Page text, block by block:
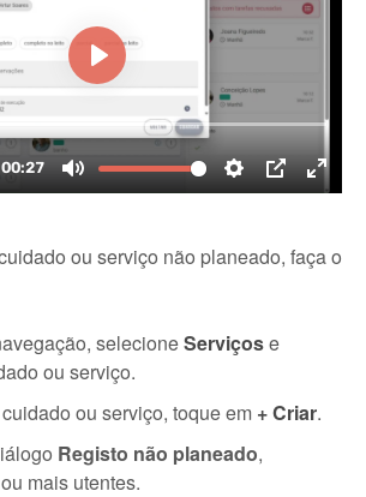
ou serviço não planeado, faça o
selecioneServiçose
ou serviço.
ou serviço, toque em + Criar.
Registo não planeado,
mais utentes.